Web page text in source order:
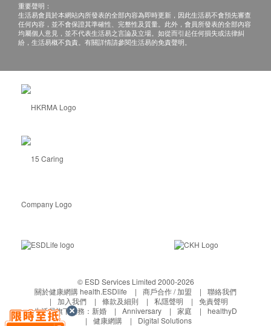
重要聲明：
生活易會員於本網站內所發表的全部內容為即時更新，因此生活易不會預先審查
任何內容，並不會保證其準確性、完整性及質量。此外，會員所發表的全部內容
均屬個人意見，並不代表生活易之言論及立場。如從而引起任何損失或法律糾
紛，生活易概不負責。有關詳情請參閱生活易的免責聲明。
© ESD Services Limited 2000-2026
關於健康網購 health.ESDlife
商戶合作 / 加盟
聯絡我們
加入我們
條款及細則 私隱聲明
免責聲明
生活易旗下業務： 新婚 Anniversary 家庭
healthyD
健康網購
Digital Solutions